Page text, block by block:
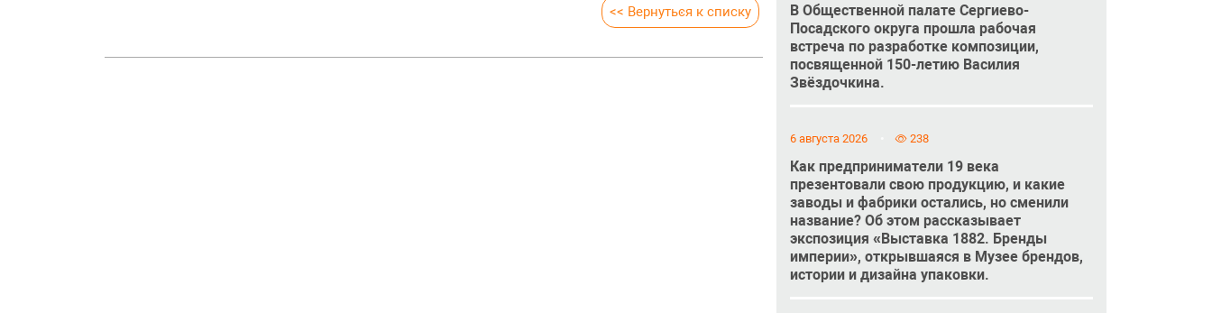
<< Вернуться к списку
В Общественной палате Сергиево-
Посадского округа прошла рабочая
встреча по разработке композиции,
посвященной 150-летию Василия
Звёздочкина.
6 августа 2026 238
Как предприниматели 19 века
презентовали свою продукцию, и какие
заводы и фабрики остались, но сменили
название? Об этом рассказывает
экспозиция «Выставка 1882. Бренды
империи», открывшаяся в Музее брендов,
истории и дизайна упаковки.